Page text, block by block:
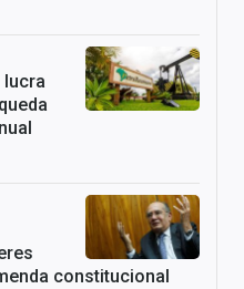
lucra
constitucional